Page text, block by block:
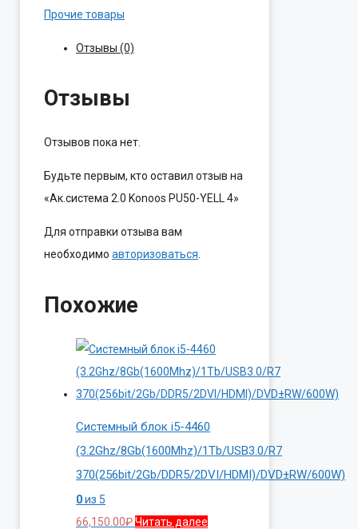
Прочие товары
Отзывы (0)
Отзывы
Отзывов пока нет.
Будьте первым, кто оставил отзыв на
«Ак.система 2.0 Konoos PU50-YELL 4»
Для отправки отзыва вам
необходимо авторизоваться
Похожие
Системный блок i5-4460
(3.2Ghz/8Gb(1600Mhz)/1Tb/USB3.0/R7
370(256bit/2Gb/DDR5/2DVI/HDMI)/DVD±RW/600W)
0из 5
66,150.00₽Читать далее